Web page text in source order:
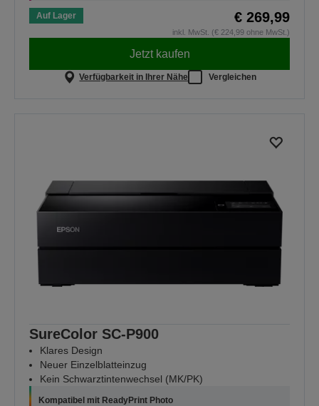
Auf Lager € 269,99
inkl. MwSt. (€ 224,99 ohne MwSt.)
Jetzt kaufen
Verfügbarkeit in Ihrer Nähe Vergleichen
SureColor SC-P900
Klares Design
Neuer Einzelblatteinzug
Kein Schwarztintenwechsel (MK/PK)
Kompatibel mit ReadyPrint Photo